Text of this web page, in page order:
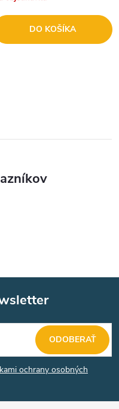
DO KOŠÍKA
ochrany osobných
ODOBERAŤ